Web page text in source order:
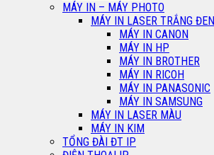
MÁY IN – MÁY PHOTO
MÁY IN LASER TRẮNG ĐEN
MÁY IN CANON
MÁY IN HP
MÁY IN BROTHER
MÁY IN RICOH
MÁY IN PANASONIC
MÁY IN SAMSUNG
MÁY IN LASER MÀU
MÁY IN KIM
TỔNG ĐÀI ĐT IP